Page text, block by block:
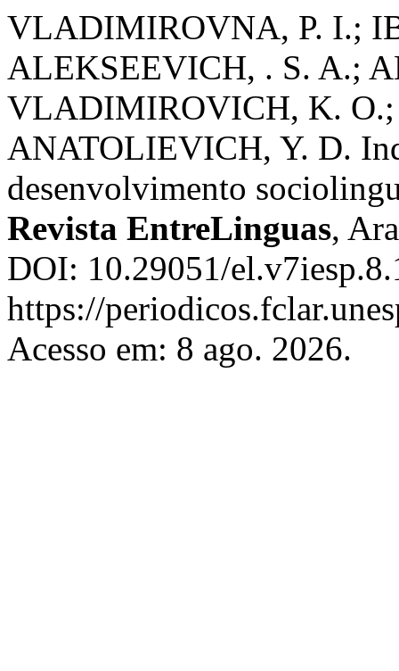
VLADIMIROVNA, P. I.;
ALEKSEEVICH, . S. A.;
VLADIMIROVICH, K.
ANATOLIEVICH, Y. D.
desenvolvimento
Revista EntreLinguas,
DOI: 10.29051/
https://
Acesso em: 8 ago. 2026.